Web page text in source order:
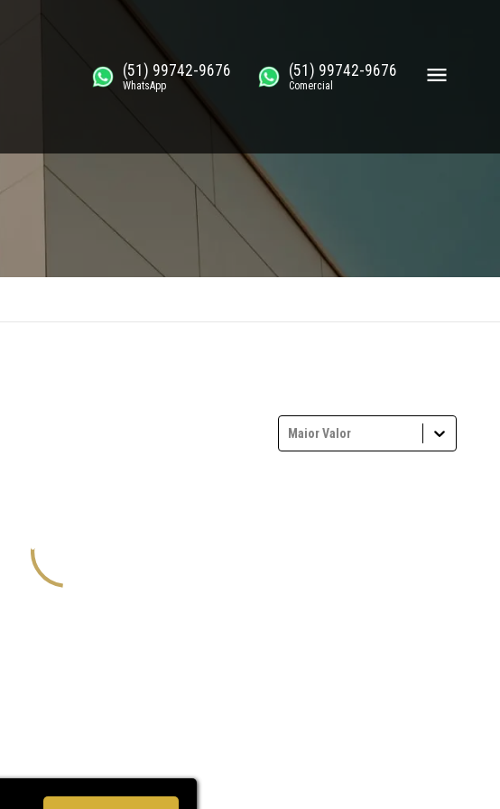
(51) 99742-9676
WhatsApp
(51) 99742-9676
Comercial
Maior Valor